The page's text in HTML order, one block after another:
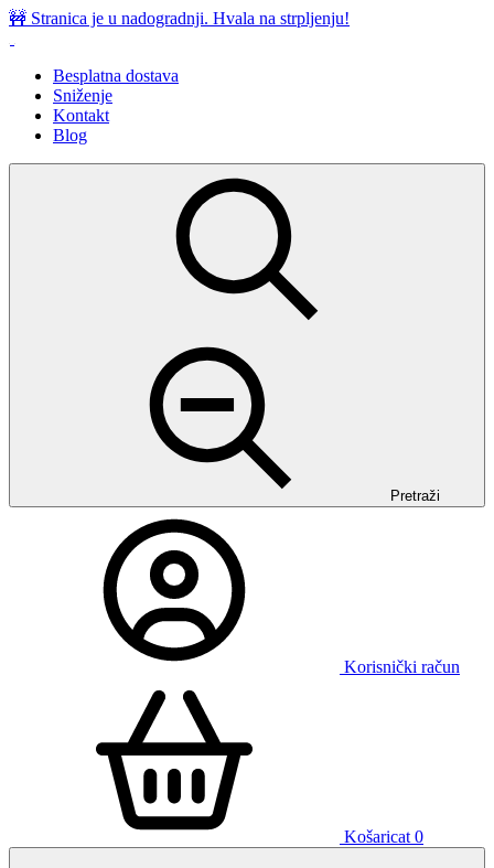
Preskoči
🚧 Stranica je u nadogradnji. Hvala na strpljenju!
Besplatna dostava
Sniženje
Kontakt
Blog
Pretraži
Korisnički račun
Košaricat 0